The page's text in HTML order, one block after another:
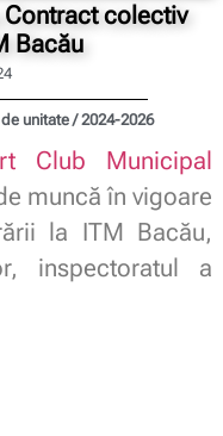
Contract colectiv
Bacău
unitate / 2024-2026
Club Municipal
muncă în vigoare
la ITM Bacău,
inspectoratul a